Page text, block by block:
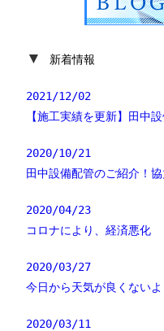
▼ 新着情報
2021/12/02
【施工実績を更新】田中
2020/10/21
田中設備配管のご紹介！
2020/04/23
コロナにより、経済悪化
2020/03/27
今日から天気が良くないよ
2020/03/11